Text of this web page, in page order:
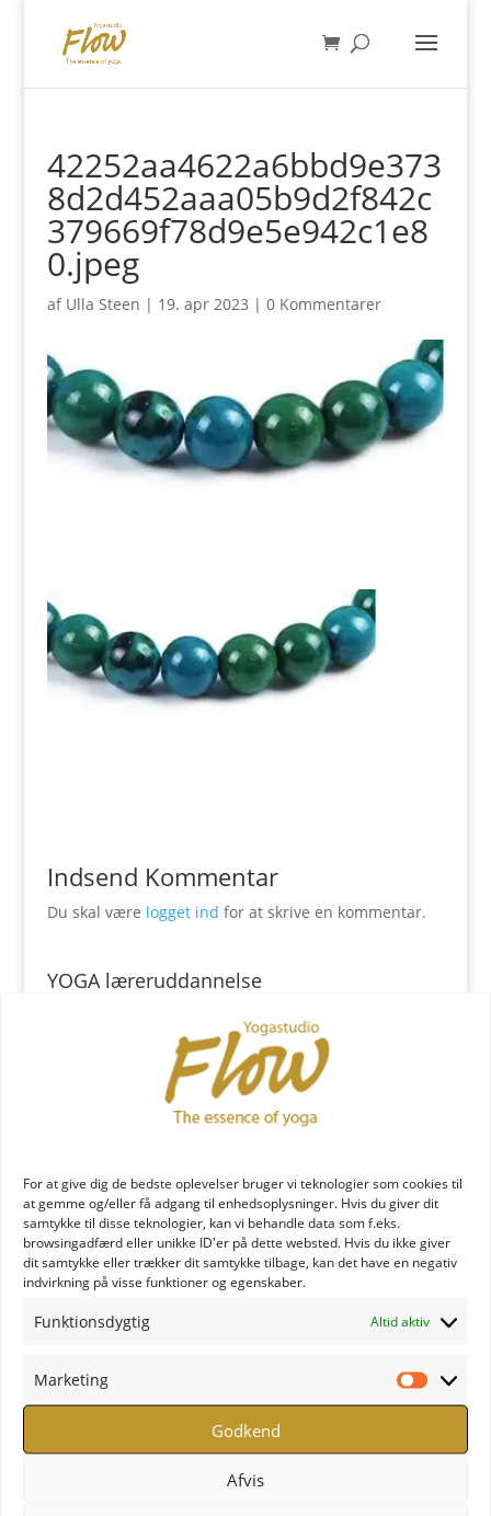
For at give dig de bedste oplevelser bruger vi teknologier som cookies til
at gemme og/eller få adgang til enhedsoplysninger. Hvis du giver dit
samtykke til disse teknologier, kan vi behandle data som f.eks.
browsingadfærd eller unikke ID'er på dette websted. Hvis du ikke giver
dit samtykke eller trækker dit samtykke tilbage, kan det have en negativ
indvirkning på visse funktioner og egenskaber.
Funktionsdygtig Altid aktiv
Marketing
Godkend
Afvis
42252aa4622a6bbd9e373
8d2d452aaa05b9d2f842c
379669f78d9e5e942c1e8
0.jpeg
af Ulla Steen | 19. apr 2023 | 0 Kommentarer
Indsend Kommentar
Du skal være logget ind for at skrive en kommentar.
YOGA læreruddannelse
YOGA uddannelse - læs mere
YOGA Retreats